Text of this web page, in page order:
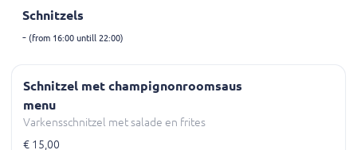
Schnitzels
- (from 16:00 untill 22:00)
Schnitzel met champignonroomsaus
menu
Varkensschnitzel met salade en frites
€ 15,00